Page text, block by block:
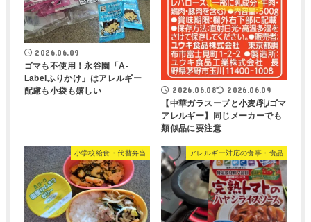
2026.06.09
ゴマも不使用！永谷園「A-
Labelふりかけ」はアレルギー
配慮も小袋も嬉しい
2026.06.08 2026.06.09
【中華ガラスープと小麦/乳/ゴマ
アレルギー】同じメーカーでも
類似品に要注意
小学校給食・代替弁当 アレルギー対応の食事・食品